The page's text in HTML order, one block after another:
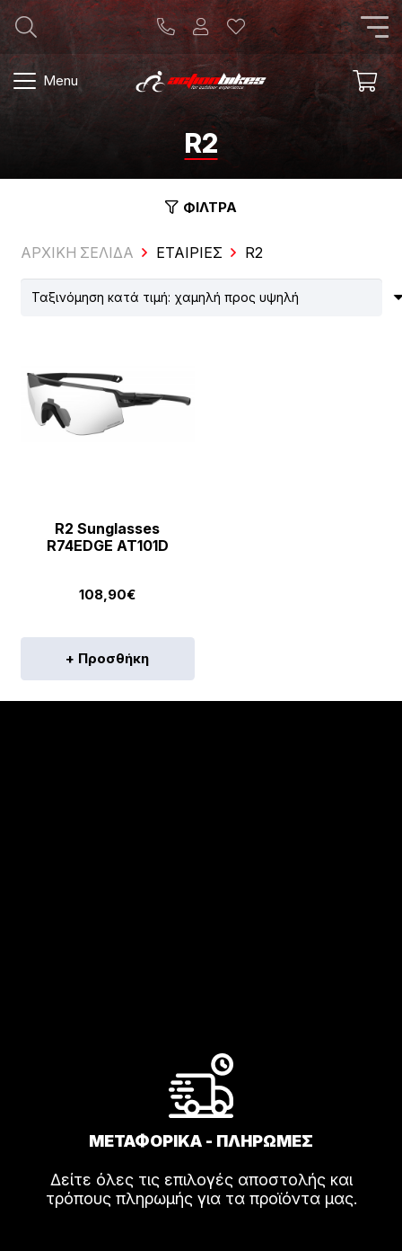
Menu
R2
ΦΙΛΤΡΑ
ΑΡΧΙΚΗ ΣΕΛΙΔΑ ΕΤΑΙΡΊΕΣ R2
R2 Sunglasses
R74EDGE AT101D
108,90€
+ Προσθήκη
ΜΕΤΑΦΟΡΙΚΑ - ΠΛΗΡΩΜΕΣ
Δείτε όλες τις επιλογές αποστολής και
τρόπους πληρωμής για τα προϊόντα μας.